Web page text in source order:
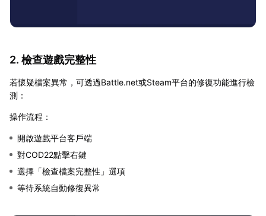
2. 檢查遊戲完整性
若懷疑檔案異常，可透過Battle.net或Steam平台的修復功能進行檢
測：
操作流程：
開啟遊戲平台客戶端
對COD22點擊右鍵
選擇「檢查檔案完整性」選項
等待系統自動修復異常